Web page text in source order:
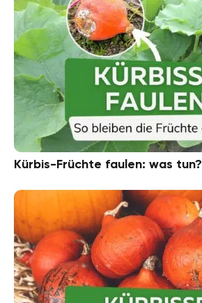
Kürbis-Früchte faulen: was tun?